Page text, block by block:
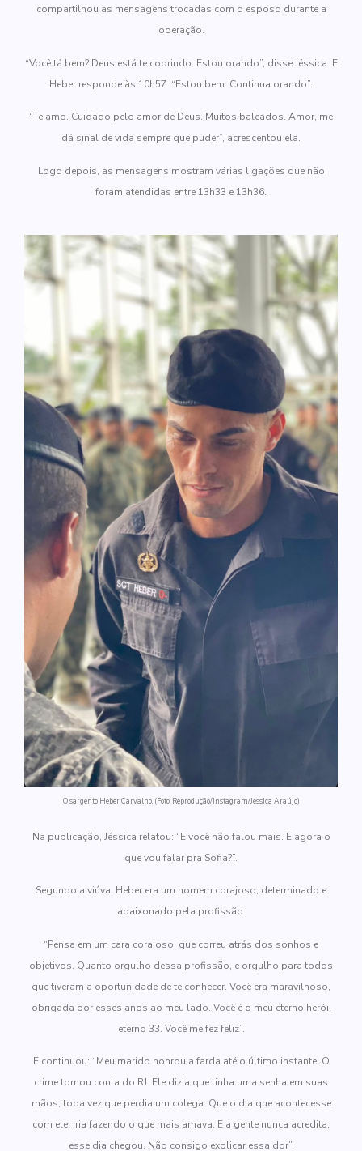
compartilhou as mensagens trocadas com o esposo durante a
operação.
“Você tá bem? Deus está te cobrindo. Estou orando”, disse Jéssica. E
Heber responde às 10h57: “Estou bem. Continua orando”.
“Te amo. Cuidado pelo amor de Deus. Muitos baleados. Amor, me
dá sinal de vida sempre que puder”, acrescentou ela.
Logo depois, as mensagens mostram várias ligações que não
foram atendidas entre 13h33 e 13h36.
O sargento Heber Carvalho. (Foto: Reprodução/Instagram/Jéssica Araújo)
Na publicação, Jéssica relatou: “E você não falou mais. E agora o
que vou falar pra Sofia?”.
Segundo a viúva, Heber era um homem corajoso, determinado e
apaixonado pela profissão:
“Pensa em um cara corajoso, que correu atrás dos sonhos e
objetivos. Quanto orgulho dessa profissão, e orgulho para todos
que tiveram a oportunidade de te conhecer. Você era maravilhoso,
obrigada por esses anos ao meu lado. Você é o meu eterno herói,
eterno 33. Você me fez feliz”.
E continuou: “Meu marido honrou a farda até o último instante. O
crime tomou conta do RJ. Ele dizia que tinha uma senha em suas
mãos, toda vez que perdia um colega. Que o dia que acontecesse
com ele, iria fazendo o que mais amava. E a gente nunca acredita,
esse dia chegou. Não consigo explicar essa dor”.